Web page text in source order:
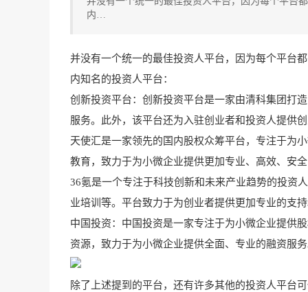
内…
并没有一个统一的最佳投资人平台，因为每个平台
内知名的投资人平台：
创新投资平台：创新投资平台是一家由清科集团打
服务。此外，该平台还为入驻创业者和投资人提供
天使汇是一家领先的国内股权众筹平台，专注于为
教育，致力于为小微企业提供更加专业、高效、安
36氪是一个专注于科技创新和未来产业趋势的投资
业培训等。平台致力于为创业者提供更加专业的支
中国投资：中国投资是一家专注于为小微企业提供
资源，致力于为小微企业提供全面、专业的融资服
除了上述提到的平台，还有许多其他的投资人平台